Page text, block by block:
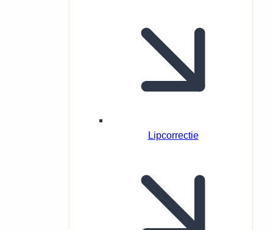
Lipcorrectie